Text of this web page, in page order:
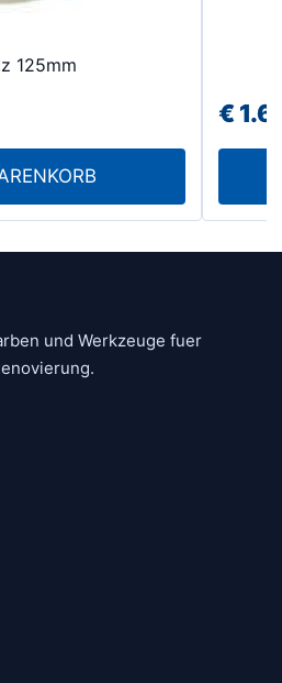
125mm
€
der
und Werkzeuge fuer